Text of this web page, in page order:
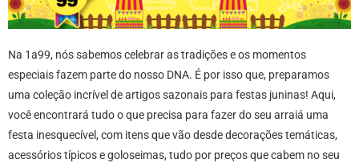
Na 1a99, nós sabemos celebrar as tradições e os momentos
especiais fazem parte do nosso DNA. É por isso que, preparamos
uma coleção incrível de artigos sazonais para festas juninas! Aqui,
você encontrará tudo o que precisa para fazer do seu arraiá uma
festa inesquecível, com itens que vão desde decorações temáticas,
acessórios típicos e goloseimas, tudo por preços que cabem no seu